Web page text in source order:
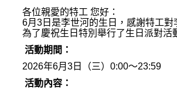
各位親愛的特工 您好：
6月3日是李世河的生日，感謝特工對
為了慶祝生日特別舉行了生日派對活
活動期間：
2026年6月3 日（三） 0:00～23:59
活動內容：